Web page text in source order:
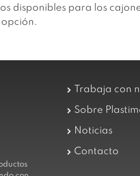
disponibles para los
Trabaja con
Sobre
Noticias
Contacto